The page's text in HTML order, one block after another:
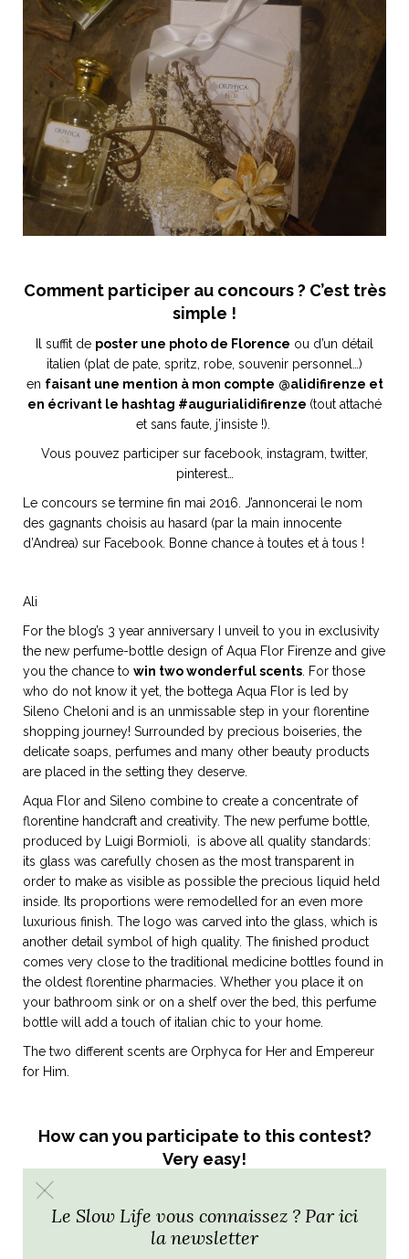
ART DE VIVRE ITALIEN
Notre palette
Virtuosa Venezia
ART ET DESIGN
Comment participer au concours ? C’est très
simple !
Il suffit de poster une photo de Florence ou d’un détail
italien (plat de pate, spritz, robe, souvenir personnel…)
en faisant une mention à mon compte @alidifirenze et
en écrivant le hashtag #augurialidifirenze (tout attaché
et sans faute, j’insiste !).
Vous pouvez participer sur facebook, instagram, twitter,
pinterest…
Le concours se termine fin mai 2016. J’annoncerai le nom
des gagnants choisis au hasard (par la main innocente
d’Andrea) sur Facebook. Bonne chance à toutes et à tous !
Ali
For the blog’s 3 year anniversary I unveil to you in exclusivity
the new perfume-bottle design of Aqua Flor Firenze and give
you the chance to win two wonderful scents . For those
who do not know it yet, the bottega Aqua Flor is led by
Sileno Cheloni and is an unmissable step in your florentine
shopping journey! Surrounded by precious boiseries, the
delicate soaps, perfumes and many other beauty products
are placed in the setting they deserve.
Aqua Flor and Sileno combine to create a concentrate of
florentine handcraft and creativity. The new perfume bottle,
produced by Luigi Bormioli, is above all quality standards:
its glass was carefully chosen as the most transparent in
order to make as visible as possible the precious liquid held
inside. Its proportions were remodelled for an even more
luxurious finish. The logo was carved into the glass, which is
another detail symbol of high quality. The finished product
comes very close to the traditional medicine bottles found in
the oldest florentine pharmacies. Whether you place it on
your bathroom sink or on a shelf over the bed, this perfume
bottle will add a touch of italian chic to your home.
The two different scents are Orphyca for Her and Empereur
for Him.
How can you participate to this contest?
Very easy!
All you need to do is
“italian detail” (your favorite pasta recipe, a spritz, a dress, a
personal souvenir…). In both cases you need to
Le Slow Life vous connaissez ? Par ici
la newsletter